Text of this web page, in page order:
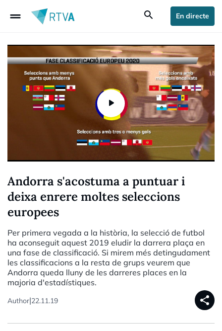
drag_handle search En directe
Andorra s'acostuma a puntuar i
deixa enrere moltes seleccions
europees
Per primera vegada a la història, la selecció de futbol
ha aconseguit aquest 2019 eludir la darrera plaça en
una fase de classificació. Si mirem més detingudament
les classificacions a la resta de grups veurem que
Andorra queda lluny de les darreres places en la
majoria d'estadístiques.
Author|22.11.19 share